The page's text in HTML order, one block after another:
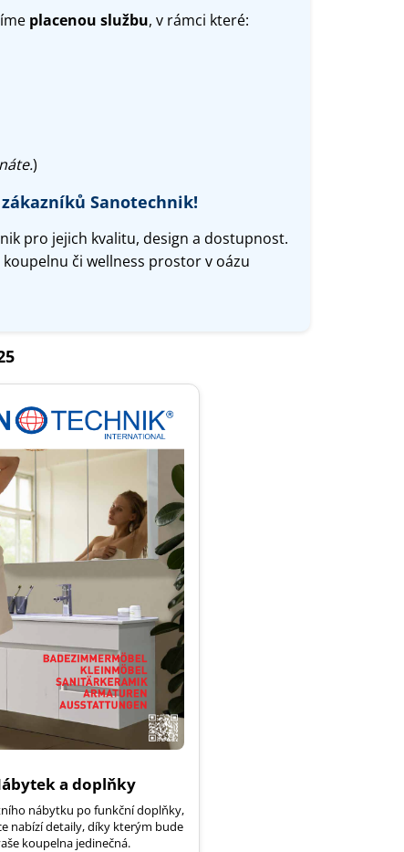
placenou službu, v rámci které:
)
Sanotechnik!
pro jejich kvalitu, design a dostupnost.
či wellness prostor v oázu
a doplňky
nábytku po funkční doplňky,
nabízí detaily, díky kterým bude
koupelna jedinečná.